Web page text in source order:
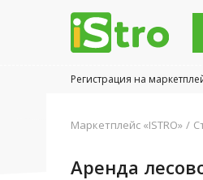
Регистрация на
Маркетплейс «ISTRO»
Аренда